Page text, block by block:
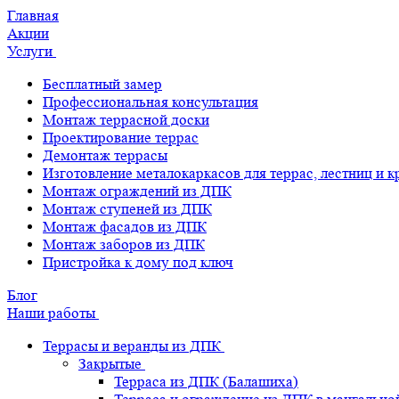
Главная
Акции
Услуги
Бесплатный замер
Профессиональная консультация
Монтаж террасной доски
Проектирование террас
Демонтаж террасы
Изготовление металокаркасов для террас, лестниц и
Монтаж ограждений из ДПК
Монтаж ступеней из ДПК
Монтаж фасадов из ДПК
Монтаж заборов из ДПК
Пристройка к дому под ключ
Блог
Наши работы
Террасы и веранды из ДПК
Закрытые
Терраса из ДПК (Балашиха)